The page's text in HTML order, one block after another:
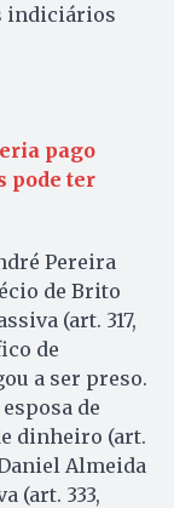
indiciários
pago
pode ter
Pereira
de Brito
(art. 317,
de
a ser preso.
de
dinheiro (art.
Daniel Almeida
(art. 333,